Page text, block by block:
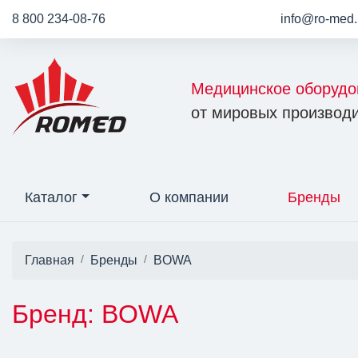
8 800 234-08-76 info@ro-
Медицинское
от мировых
Каталог О компании Бренды
Главная Бренды BOWA
Бренд: BOWA